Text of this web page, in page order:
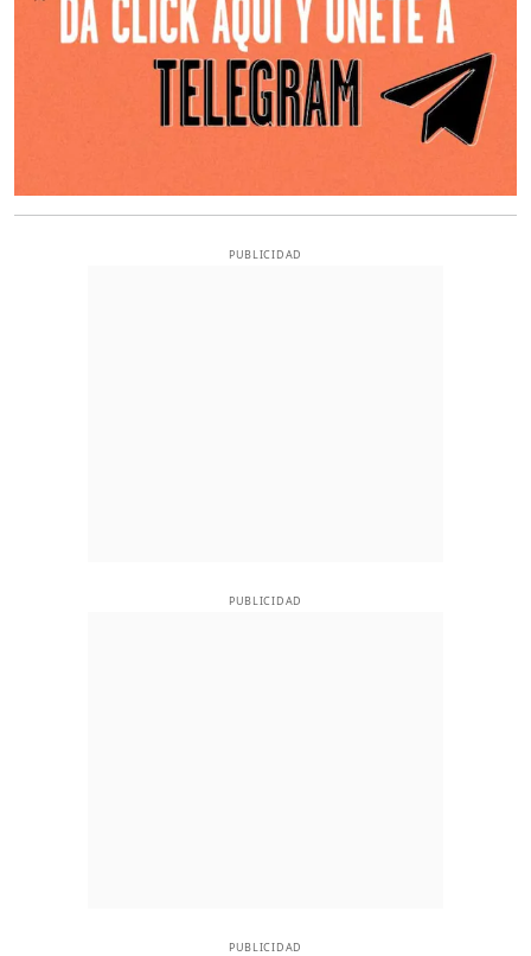
PUBLICIDAD
PUBLICIDAD
PUBLICIDAD